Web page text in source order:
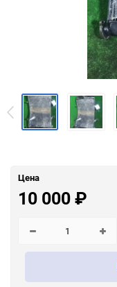
Цена
10 000₽